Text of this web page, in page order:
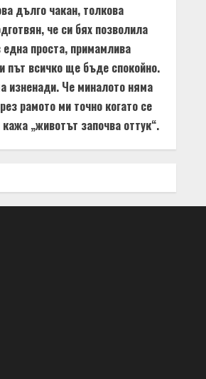
дълго чакан, толкова
че си бях позволила
проста, примамлива
път всичко ще бъде спокойно.
изненади. Че миналото няма
рамото ми точно когато се
„животът започва оттук“.